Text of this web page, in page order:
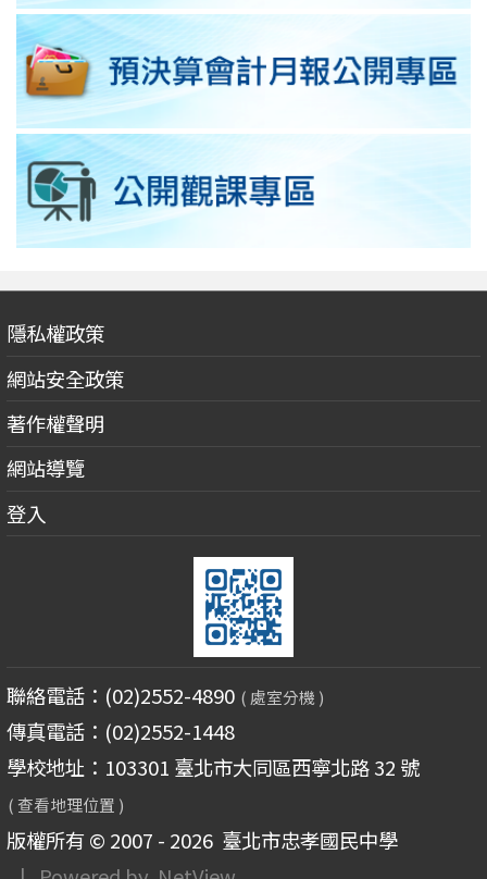
隱私權政策
網站安全政策
著作權聲明
網站導覽
登入
聯絡電話：(02)2552-4890 ( 處室分機 )
傳真電話：(02)2552-1448
學校地址：103301 臺北市大同區西寧北路 32 號
( 查看地理位置 )
版權所有 © 2007 - 2026臺北市忠孝國民中學